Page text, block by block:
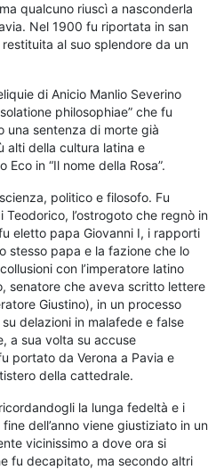
qualcuno riuscì a nasconderla
Nel 1900 fu riportata in san
al suo splendore da un
di Anicio Manlio Severino
philosophiae” che fu
una sentenza di morte già
alti della cultura latina e
in “Il nome della Rosa”.
politico e filosofo. Fu
l’ostrogoto che regnò in
eletto papa Giovanni I, i rapporti
stesso papa e la fazione che lo
con l’imperatore latino
senatore che aveva scritto lettere
Giustino), in un processo
delazioni in malafede e false
a sua volta su accuse
portato da Verona a Pavia e
della cattedrale.
la lunga fedeltà e i
dell’anno viene giustiziato in un
vicinissimo a dove ora si
fu decapitato, ma secondo altri